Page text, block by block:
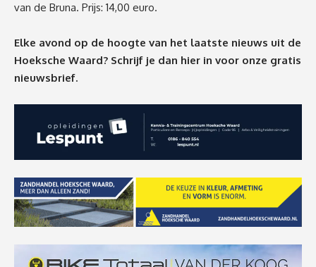
van de Bruna. Prijs: 14,00 euro.
Elke avond op de hoogte van het laatste nieuws uit de
Hoeksche Waard? Schrijf je dan hier in voor onze gratis
nieuwsbrief.